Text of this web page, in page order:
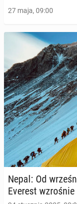
27 maja, 09:00
Nepal: Od
Everest